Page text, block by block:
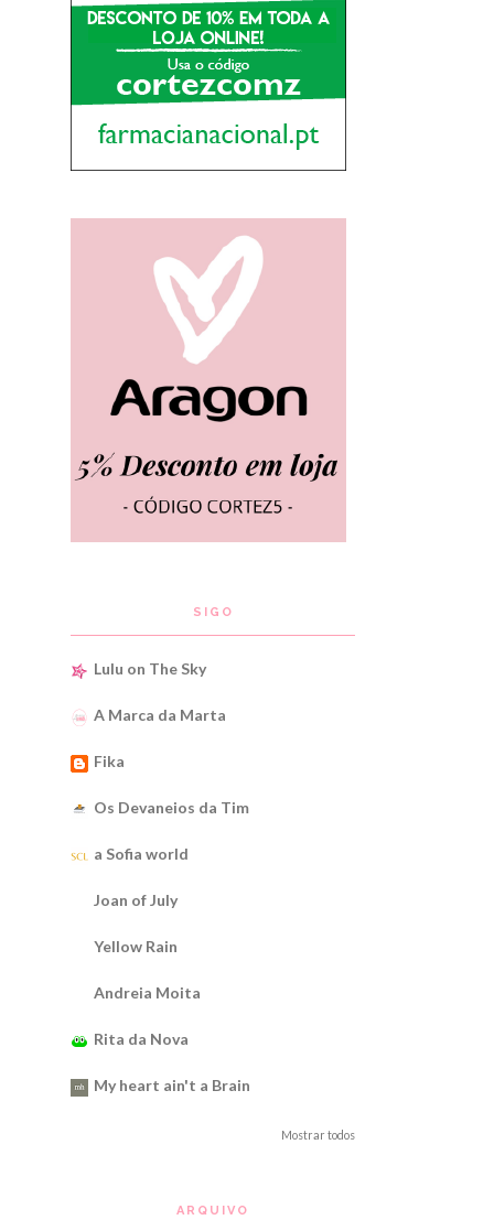
SIGO
Lulu on The Sky
A Marca da Marta
Fika
Os Devaneios da Tim
a Sofia world
Joan of July
Yellow Rain
Andreia Moita
Rita da Nova
My heart ain't a Brain
Mostrar todos
ARQUIVO